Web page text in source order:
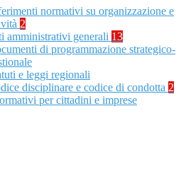
normativi su organizzazione e
2
amministrativi generali 13
di programmazione strategico-
e leggi regionali
disciplinare e codice di condotta 2
per cittadini e imprese